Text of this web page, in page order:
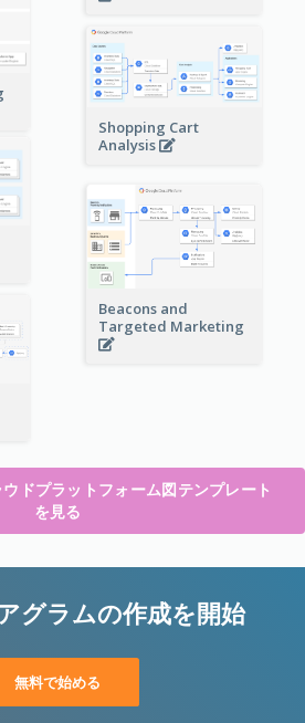
Shopping Cart
Analysis
Beacons and
Targeted Marketing
ドプラットフォーム図テンプレート
を見る
グラムの作成を開始
無料で始める